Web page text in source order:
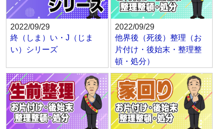
2022/09/29
終（しま）い・J（じま
い）シリーズ
2022/09/29
他界後（死後）整理（お
片付け・後始末・整理整
頓・処分）